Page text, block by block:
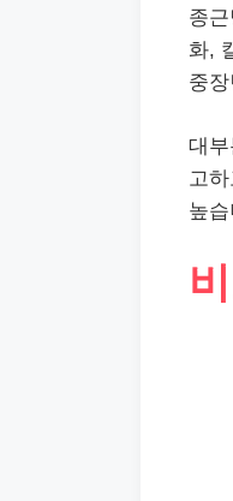
종
화,
중
대
고
높